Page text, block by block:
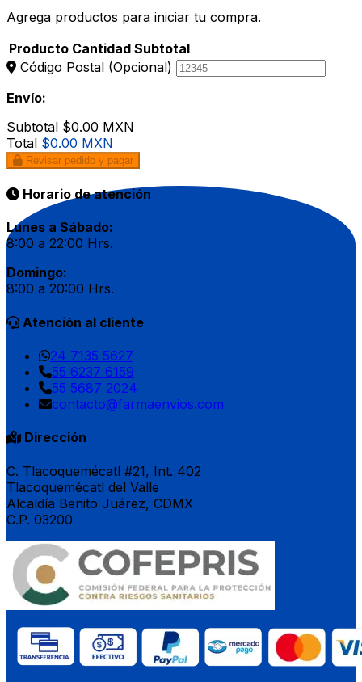
Agrega productos para iniciar tu compra.
Producto Cantidad Subtotal
Código Postal (Opcional)
Envío:
Subtotal $0.00 MXN
Total $0.00 MXN
Revisar pedido y pagar
Horario de atención
Lunes a Sábado:
8:00 a 22:00 Hrs.
Domingo:
8:00 a 20:00 Hrs.
Atención al cliente
24 7135 5627
55 6237 6159
55 5687 2024
contacto@farmaenvios.com
Dirección
C. Tlacoquemécatl #21, Int. 402
Tlacoquemécatl del Valle
Alcaldía Benito Juárez, CDMX
C.P. 03200